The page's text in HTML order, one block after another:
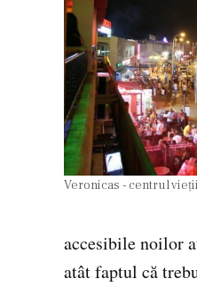
Veronicas - centrul
accesibile noilor
atât faptul că